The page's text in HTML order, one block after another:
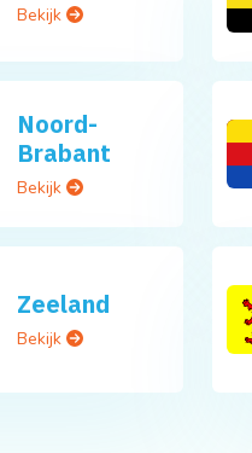
Bekijk
Noord-
Brabant
Bekijk
Zeeland
Bekijk